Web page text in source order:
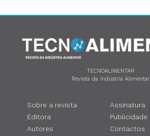
TECNOALIMENTAR
Revista da Indústria Alimentar
Sobre a revista
Editora
Autores
Assinatura
Publicidade
Contactos